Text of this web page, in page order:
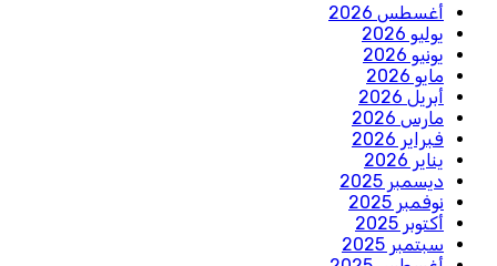
أغسطس 2026
يوليو 2026
يونيو 2026
مايو 2026
أبريل 2026
مارس 2026
فبراير 2026
يناير 2026
ديسمبر 2025
نوفمبر 2025
أكتوبر 2025
سبتمبر 2025